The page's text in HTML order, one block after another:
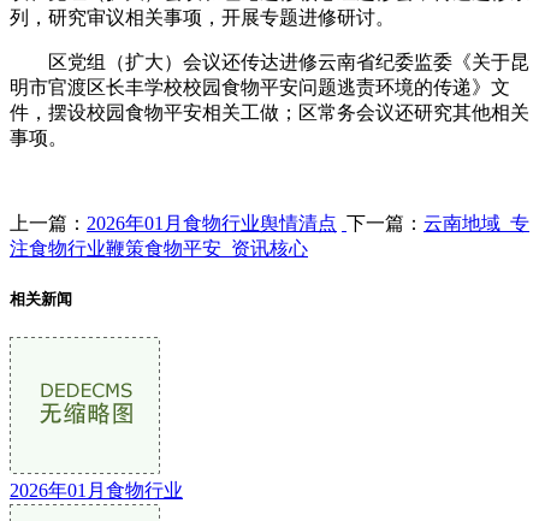
列，研究审议相关事项，开展专题进修研讨。
区党组（扩大）会议还传达进修云南省纪委监委《关于昆
明市官渡区长丰学校校园食物平安问题逃责环境的传递》文
件，摆设校园食物平安相关工做；区常务会议还研究其他相关
事项。
上一篇： 2026年01月食物行业舆情清点 下一篇： 云南地域_专
注食物行业鞭策食物平安_资讯核心
相关新闻
2026年01月食物行业